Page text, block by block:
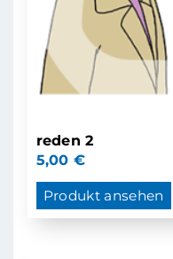
reden 2
5,00 €
Produkt ansehen